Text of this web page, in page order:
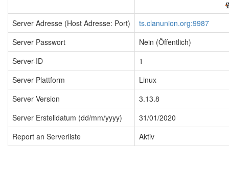
Server Adresse (Host Adresse: Port)
ts.clanunion.org:9987
Server Passwort
Nein (Öffentlich)
Server-ID
1
Server Plattform
Linux
Server Version
3.13.8
Server Erstelldatum (dd/mm/yyyy)
31/01/2020
Report an Serverliste
Aktiv